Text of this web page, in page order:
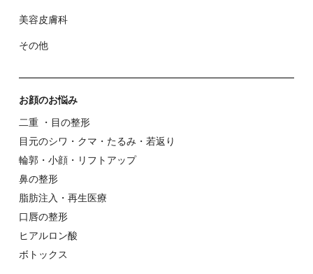
美容⽪膚科
その他
お顔のお悩み
⼆重 ・⽬の整形
⽬元のシワ・クマ・たるみ・若返り
輪郭・⼩顔・リフトアップ
⿐の整形
脂肪注入・再生医療
⼝唇の整形
ヒアルロン酸
ボトックス